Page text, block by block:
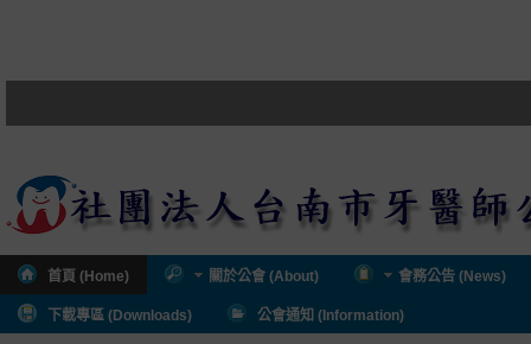
首頁 (Home) 關於公會 (About) 會務公告 (News)
下載專區 (Downloads) 公會通知 (Information)